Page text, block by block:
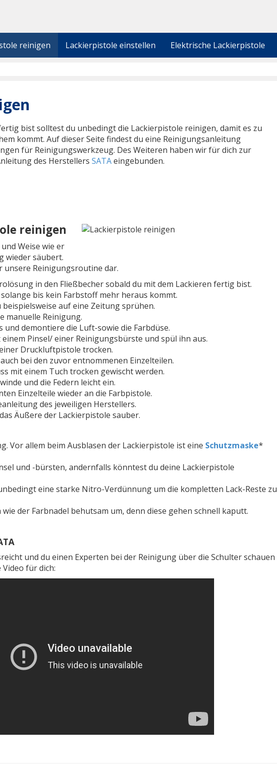
reinigen Lackierpistole einstellen Elektrische Lackierpistole
bist solltest du unbedingt die Lackierpistole reinigen, damit es zu
kommt. Auf dieser Seite findest du eine Reinigungsanleitung
für Reinigungswerkzeug. Des Weiteren haben wir für dich zur
des Herstellers SATAeingebunden.
reinigen
Weise wie er
wieder säubert.
unsere Reinigungsroutine dar.
in den Fließbecher sobald du mit dem Lackieren fertig bist.
bis kein Farbstoff mehr heraus kommt.
auf eine Zeitung sprühen.
manuelle Reinigung.
und demontiere die Luft-sowie die Farbdüse.
Pinsel/ einer Reinigungsbürste und spül ihn aus.
Druckluftpistole trocken.
bei den zuvor entnommenen Einzelteilen.
mit einem Tuch trocken gewischt werden.
und die Federn leicht ein.
Einzelteile wieder an die Farbpistole.
des jeweiligen Herstellers.
Äußere der Lackierpistole sauber.
Vor allem beim Ausblasen der Lackierpistole ist eine Schutzmaske*
und -bürsten, andernfalls könntest du deine Lackierpistole
eine starke Nitro-Verdünnung um die kompletten Lack-Reste zu
der Farbnadel behutsam um, denn diese gehen schnell kaputt.
und du einen Experten bei der Reinigung über die Schulter schauen
für dich: